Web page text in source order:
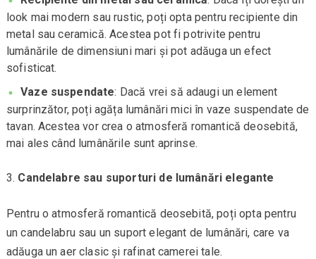
look mai modern sau rustic, poți opta pentru recipiente din
metal sau ceramică. Acestea pot fi potrivite pentru
lumânările de dimensiuni mari și pot adăuga un efect
sofisticat.
Vaze suspendate: Dacă vrei să adaugi un element
surprinzător, poți agăța lumânări mici în vaze suspendate de
tavan. Acestea vor crea o atmosferă romantică deosebită,
mai ales când lumânările sunt aprinse.
Candelabre sau suporturi de lumânări elegante
Pentru o atmosferă romantică deosebită, poți opta pentru
un candelabru sau un suport elegant de lumânări, care va
adăuga un aer clasic și rafinat camerei tale.